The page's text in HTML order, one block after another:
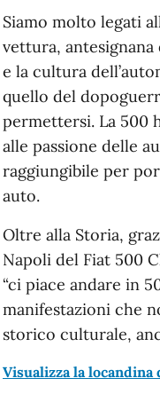
Siamo molto legati
vettura, antesignana
e la cultura
quello del
permettersi. La 500
alle passione delle
raggiungibile per
auto.
Oltre alla Storia,
Napoli del Fiat 500
“ci piace andare in
manifestazioni che
storico culturale,
Visualizza la